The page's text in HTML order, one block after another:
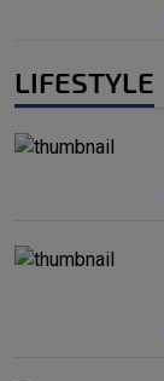
LIFESTYLE